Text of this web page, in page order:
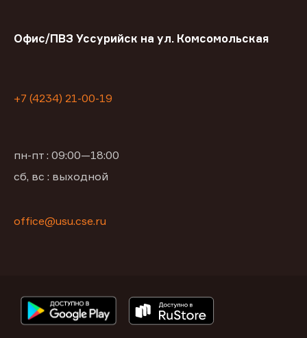
Офис/ПВЗ Уссурийск на ул. Комсомольская
+7 (4234) 21-00-19
пн-пт : 09:00—18:00
сб, вс : выходной
office@usu.cse.ru